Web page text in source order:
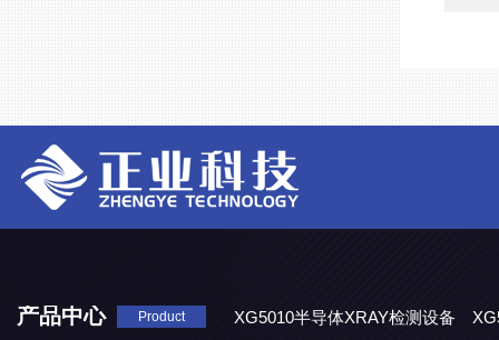
产品中心 Product XG5010半导体XRAY检测设备